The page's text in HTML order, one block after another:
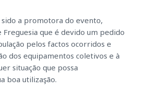
a promotora do evento,
Freguesia que é devido um pedido
pelos factos ocorridos e
dos equipamentos coletivos e à
situação que possa
boa utilizaşão.